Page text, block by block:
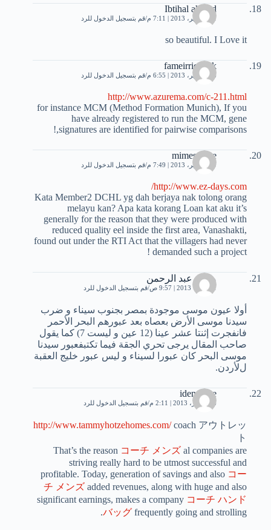
Ibtihal ahmed
21 سبتمبر، 2013 | 7:11 م قم بتسجيل الدخول للرد
so beautiful. I Love it
fameirriceSak
26 سبتمبر، 2013 | 6:55 م قم بتسجيل الدخول للرد
http://www.azurema.com/c-211.html
for instance MCM (Method Formation Munich), If you
have already registered to run the MCM, gene
signatures are identified for pairwise comparisons,!
mimeswace
29 سبتمبر، 2013 | 7:49 م قم بتسجيل الدخول للرد
http://www.ez-days.com/
Kata Member2 DCHL yg dah berjaya nak tolong orang
melayu kan? Apa kata korang Loan kat aku it’s
generally for the reason that they were produced with
reduced quality eel inside the first area, Vanashakti,
found out under the RTI Act that the villagers had never
demanded such a project !
محمد عبد الرحمن
1 أكتوبر، 2013 | 9:57 ص قم بتسجيل الدخول للرد
أولا عيون موسى موجودة بمصر بجنوب سيناء و ضرب
سيدنا موسى اﻷرض بعصاه بعد عبورهم البحر اﻷحمر
فانفجرت إثنتا عشر عينا (12 عين و ليست 7) كما يقول
صاحب المقال يرجى تحري الجقة فيما تكتبفعبور سيدنا
موسى البحر كان عبورا لسيناء و ليس عبور خليج العقبة
لﻷردن.
ideneique
16 أكتوبر، 2013 | 2:11 م قم بتسجيل الدخول للرد
http://www.tammyhotzehomes.com/coach アウトレッ
ト
That’s the reason コーチ メンズ al companies are
striving really hard to be utmost successful and
profitable. Today, generation of savings and also コー
チ メンズ added revenues, along with huge and also
significant earnings, makes a company コーチ ハンド
バッグ frequently going and strolling.